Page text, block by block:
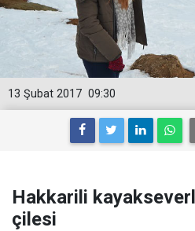
09:30
13 Şubat 2017
Hakkarili
çilesi